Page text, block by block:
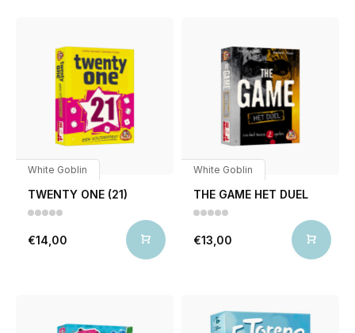
White Goblin
TWENTY ONE (21)
€14,00
White Goblin
THE GAME HET DUEL
€13,00